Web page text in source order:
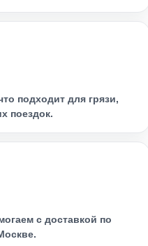
подходит для грязи,
поездок.
с доставкой по